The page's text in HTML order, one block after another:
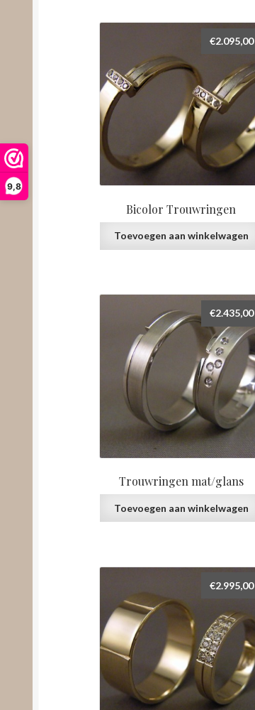
9,8
Bicolor Trouwringen
€2.095,00
Toevoegen aan winkelwagen
Trouwringen mat/glans
€2.435,00
Toevoegen aan winkelwagen
€2.995,00